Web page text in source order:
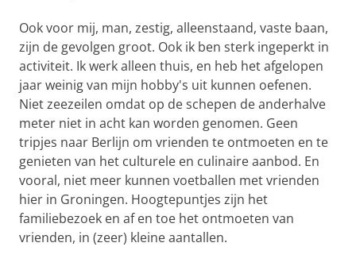
Ook voor mij, man, zestig, alleenstaand, vaste baan,
zijn de gevolgen groot. Ook ik ben sterk ingeperkt in
activiteit. Ik werk alleen thuis, en heb het afgelopen
jaar weinig van mijn hobby's uit kunnen oefenen.
Niet zeezeilen omdat op de schepen de anderhalve
meter niet in acht kan worden genomen. Geen
tripjes naar Berlijn om vrienden te ontmoeten en te
genieten van het culturele en culinaire aanbod. En
vooral, niet meer kunnen voetballen met vrienden
hier in Groningen. Hoogtepuntjes zijn het
familiebezoek en af ​​en toe het ontmoeten van
vrienden, in (zeer) kleine aantallen.